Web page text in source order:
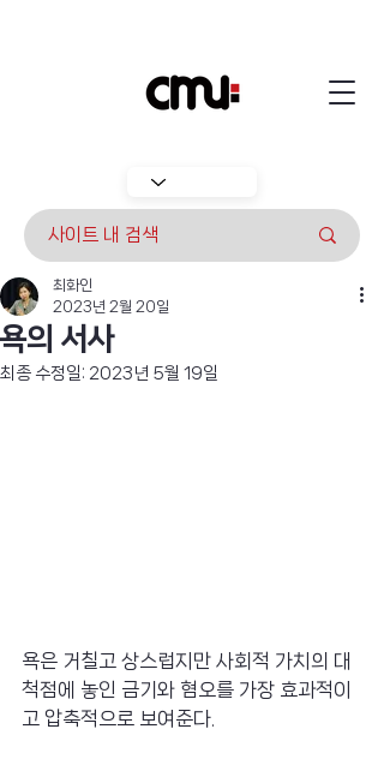
욕의 서사
최화인
2023년 2월 20일
최종 수정일: 2023년 5월 19일
욕은 거칠고 상스럽지만 사회적 가치의 대
척점에 놓인 금기와 혐오를 가장 효과적이
고 압축적으로 보여준다.